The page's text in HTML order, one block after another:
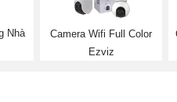
Nhà
Camera Wifi Full Color
Ezviz